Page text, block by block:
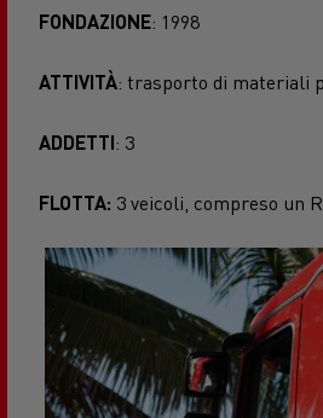
FONDAZIONE: 1998
ATTIVITÀ: trasporto di materiali
ADDETTI: 3
FLOTTA: 3 veicoli, compreso un